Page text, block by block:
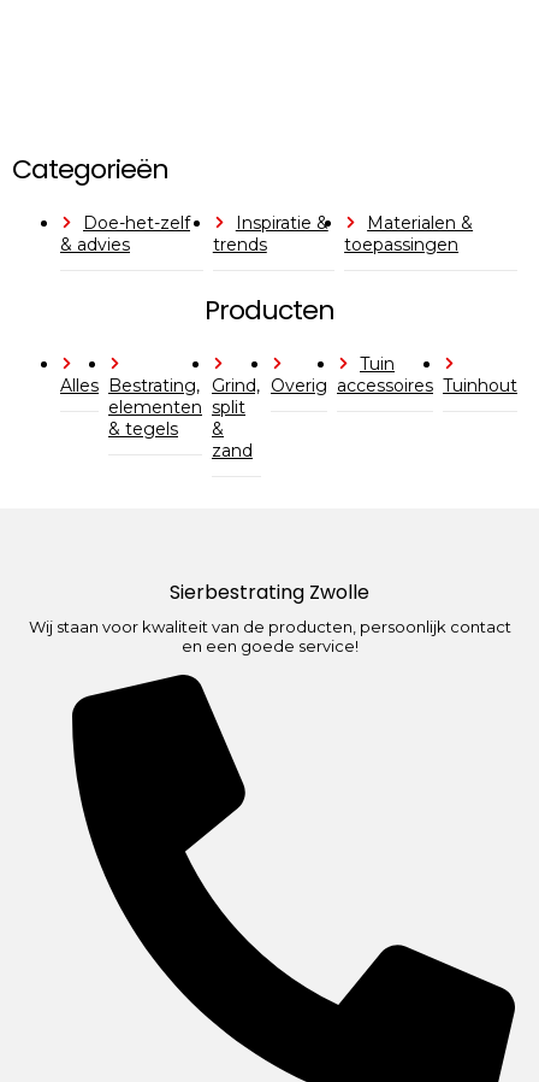
Categorieën
Doe-het-zelf
& advies
Inspiratie &
trends
Materialen &
toepassingen
Producten
Alles Bestrating,
elementen
& tegels
Grind,
split
&
zand
Overig
Tuin
accessoires Tuinhout
Sierbestrating Zwolle
Wij staan voor kwaliteit van de producten, persoonlijk contact
en een goede service!